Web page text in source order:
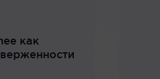
как